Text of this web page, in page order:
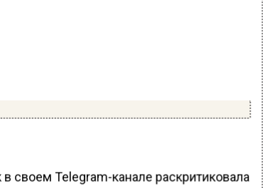
своем Telegram-канале раскритиковала